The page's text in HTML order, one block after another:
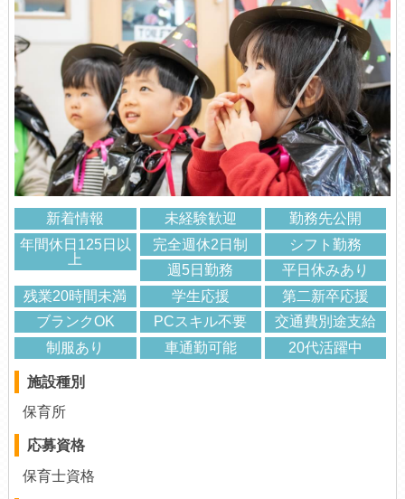
新着情報 未経験歓迎
勤務先公開
年間休日125日以
上
完全週休2日制
シフト勤務
週5日勤務
平日休みあり
残業20時間未満
学生応援
第二新卒応援
ブランクOK
PCスキル不要
交通費別途支給
制服あり
車通勤可能 20代活躍中
施設種別
保育所
応募資格
保育士資格